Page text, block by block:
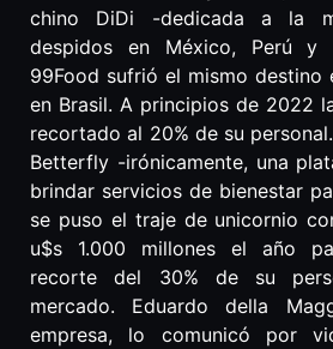
chino DiDi -dedicada a la
despidos en México, Perú y
99Food sufrió el mismo destino
en Brasil. A principios de 2022
recortado al 20% de su
Betterfly -irónicamente, una
brindar servicios de bienestar
se puso el traje de unicornio
u$s 1.000 millones el año
recorte del 30% de su
mercado. Eduardo della
empresa, lo comunicó por